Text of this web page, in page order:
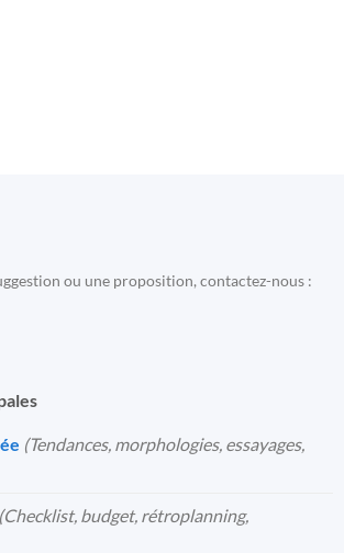
ou une proposition, contactez-nous :
(Tendances, morphologies, essayages,
(Checklist, budget, rétroplanning,